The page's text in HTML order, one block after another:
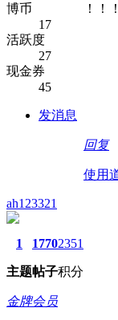
博币
17
活跃度
27
现金券
45
发消息
！！
回复
使用
ah123321
1
主题
1770
帖子
2351
积分
金牌会员